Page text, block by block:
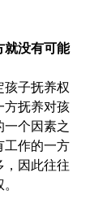
就没有可能
子抚养权
方抚养对孩
个因素之
工作的一方
因此往往